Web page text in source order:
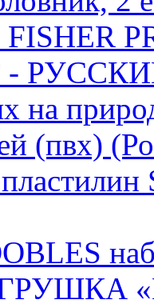
на
(пвх)